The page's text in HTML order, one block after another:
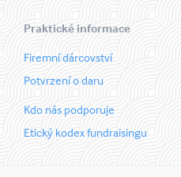
Praktické informace
Firemní dárcovství
Potvrzení o daru
Kdo nás podporuje
Etický kodex fundraisingu